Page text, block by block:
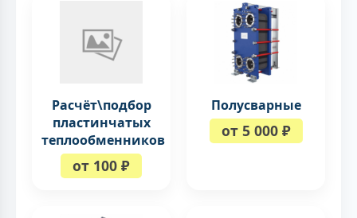
Расчёт\подбор
пластинчатых
теплообменников
от 100 ₽
Полусварные
от 5 000 ₽